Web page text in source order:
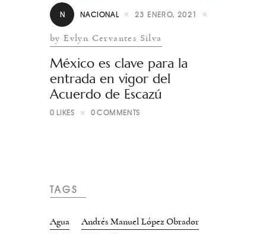
N NACIONAL 23 ENERO, 2021
by Evlyn Cervantes Silva
México es clave para la
entrada en vigor del
Acuerdo de Escazú
0 LIKES 0 COMMENTS
TAGS
Agua
Andrés Manuel López Obrador